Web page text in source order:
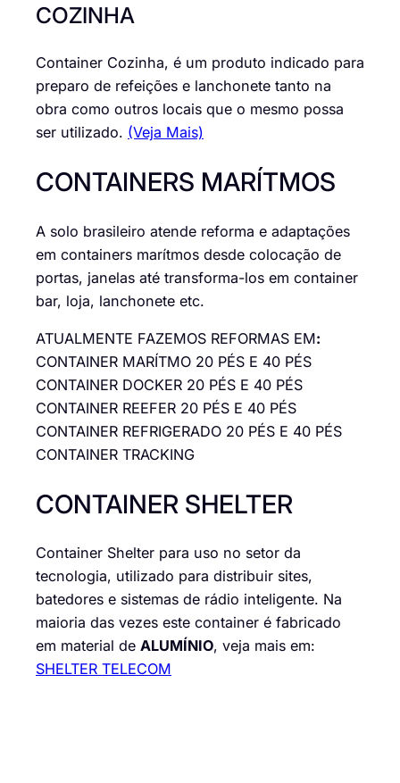
COZINHA
Container Cozinha, é um produto indicado para
preparo de refeições e lanchonete tanto na
obra como outros locais que o mesmo possa
ser utilizado. (Veja Mais)
CONTAINERS MARÍTMOS
A solo brasileiro atende reforma e adaptações
em containers marítmos desde colocação de
portas, janelas até transforma-los em container
bar, loja, lanchonete etc.
ATUALMENTE FAZEMOS REFORMAS EM:
CONTAINER MARÍTMO 20 PÉS E 40 PÉS
CONTAINER DOCKER 20 PÉS E 40 PÉS
CONTAINER REEFER 20 PÉS E 40 PÉS
CONTAINER REFRIGERADO 20 PÉS E 40 PÉS
CONTAINER TRACKING
CONTAINER SHELTER
Container Shelter para uso no setor da
tecnologia, utilizado para distribuir sites,
batedores e sistemas de rádio inteligente. Na
maioria das vezes este container é fabricado
em material de ALUMÍNIO, veja mais em:
SHELTER TELECOM